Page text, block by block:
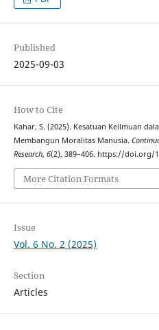
Published
2025-09-03
How to Cite
Kahar, S. (2025). Kesatuan Keilmuan
Membangun Moralitas Manusia.
Research, 6(2), 389–406. https://doi.org/
More Citation Formats
Issue
Vol. 6 No. 2 (2025)
Section
Articles